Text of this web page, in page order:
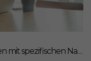
Digitales Blaulicht: Wie Sie Ihre Augen mit spezifischen Nahrungsergänzungsmitteln schützen können